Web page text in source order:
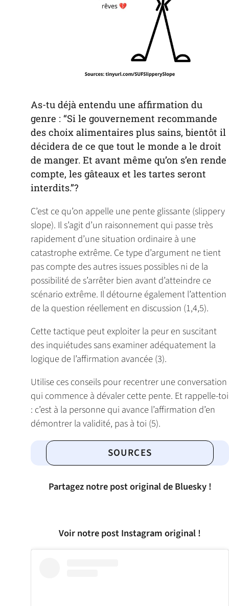
As-tu déjà entendu une affirmation du
genre : “Si le gouvernement recommande
des choix alimentaires plus sains, bientôt il
décidera de ce que tout le monde a le droit
de manger. Et avant même qu’on s’en rende
compte, les gâteaux et les tartes seront
interdits.”?
C’est ce qu’on appelle une pente glissante (slippery
slope). Il s’agit d’un raisonnement qui passe très
rapidement d’une situation ordinaire à une
catastrophe extrême. Ce type d’argument ne tient
pas compte des autres issues possibles ni de la
possibilité de s’arrêter bien avant d’atteindre ce
scénario extrême. Il détourne également l’attention
de la question réellement en discussion (1,4,5).
Cette tactique peut exploiter la peur en suscitant
des inquiétudes sans examiner adéquatement la
logique de l’affirmation avancée (3).
Utilise ces conseils pour recentrer une conversation
qui commence à dévaler cette pente. Et rappelle-toi
: c’est à la personne qui avance l’affirmation d’en
démontrer la validité, pas à toi (5).
SOURCES
Partagez notre post original de Bluesky !
Voir notre post Instagram original !